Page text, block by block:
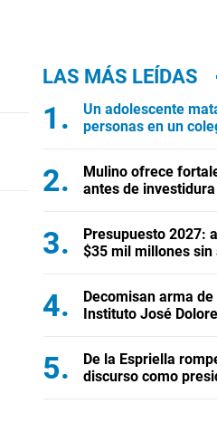
LAS MÁS LEÍDAS
Un adolescente
personas en un
Mulino ofrece
antes de
Presupuesto 2027:
$35 mil millones sin
Decomisan arma
Instituto José
De la Espriella
discurso como